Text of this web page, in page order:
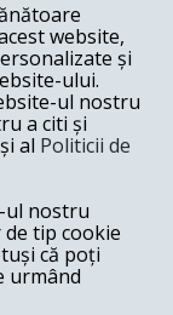
website,
și
ului.
ul nostru
a citi și
al Politicii de
ul nostru
tip cookie
că poți
urmând